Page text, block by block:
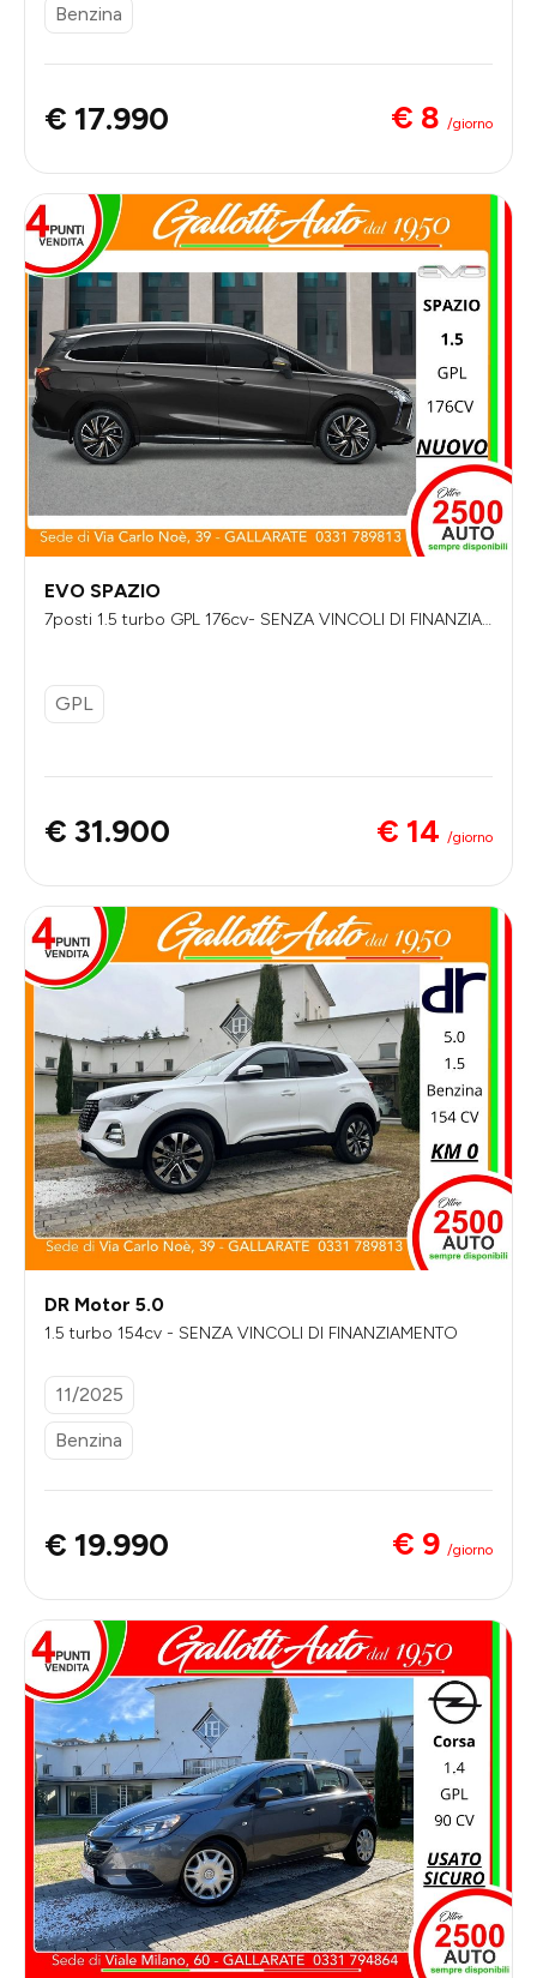
Benzina
€ 17.990 € 8 /giorno
EVO SPAZIO
7posti 1.5 turbo GPL 176cv- SENZA VINCOLI DI FINANZIA
GPL
€ 31.900 € 14 /giorno
DR Motor 5.0
1.5 turbo 154cv - SENZA VINCOLI DI FINANZIAMENTO
11/2025
Benzina
€ 19.990 € 9 /giorno